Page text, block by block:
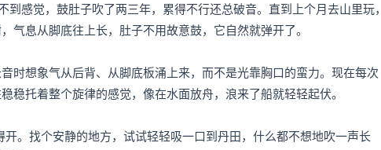
到感觉，鼓肚子吹了两三年，累得不行还总破音。直到上个月去山里玩，
息从脚底往上长，肚子不用故意鼓，它自然就弹开了。
时想象气从后背、从脚底板涌上来，而不是光靠胸口的蛮力。现在每次
稳托着整个旋律的感觉，像在水面放舟，浪来了船就轻轻起伏。
开。找个安静的地方，试试轻轻吸一口到丹田，什么都不想地吹一声长